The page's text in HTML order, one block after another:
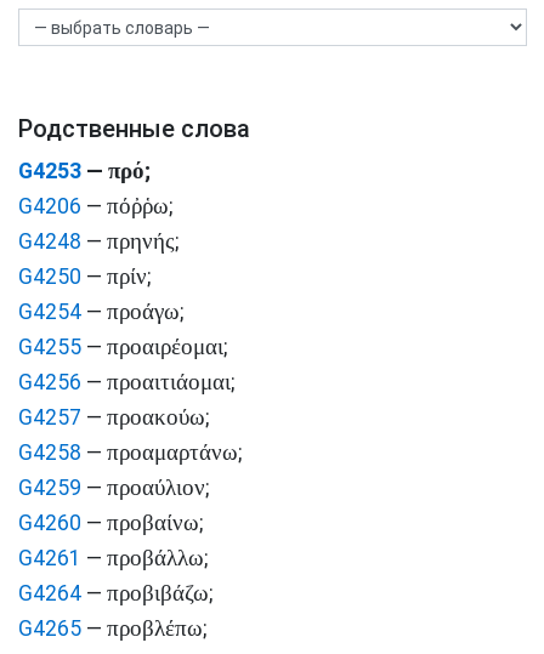
Родственные слова
G4253 — πρό;
G4206 — πόῤῥω;
G4248 — πρηνής;
G4250 — πρίν;
G4254 — προάγω;
G4255 — προαιρέομαι;
G4256 — προαιτιάομαι;
G4257 — προακούω;
G4258 — προαμαρτάνω;
G4259 — προαύλιον;
G4260 — προβαίνω;
G4261 — προβάλλω;
G4264 — προβιβάζω;
G4265 — προβλέπω;